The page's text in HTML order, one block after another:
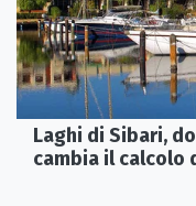
Laghi di Sibari,
cambia il